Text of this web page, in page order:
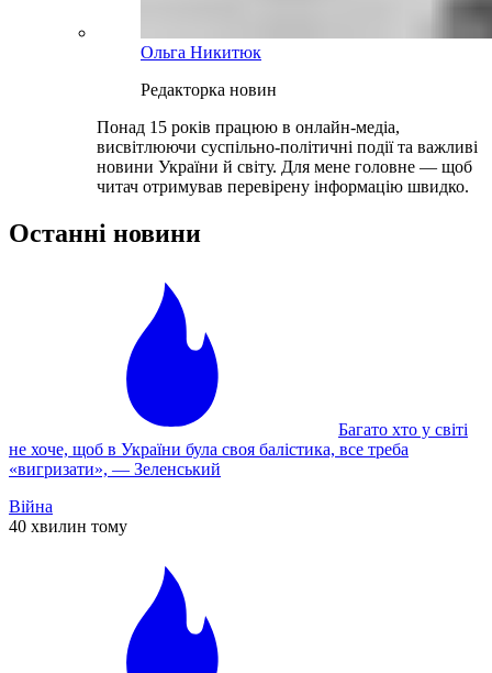
Ольга Никитюк
Редакторка новин
Понад 15 років працюю в онлайн-медіа,
висвітлюючи суспільно-політичні події та важливі
новини України й світу. Для мене головне — щоб
читач отримував перевірену інформацію швидко.
Останні новини
Багато хто у світі
не хоче, щоб в України була своя балістика, все треба
«вигризати», — Зеленський
Війна
40 хвилин тому